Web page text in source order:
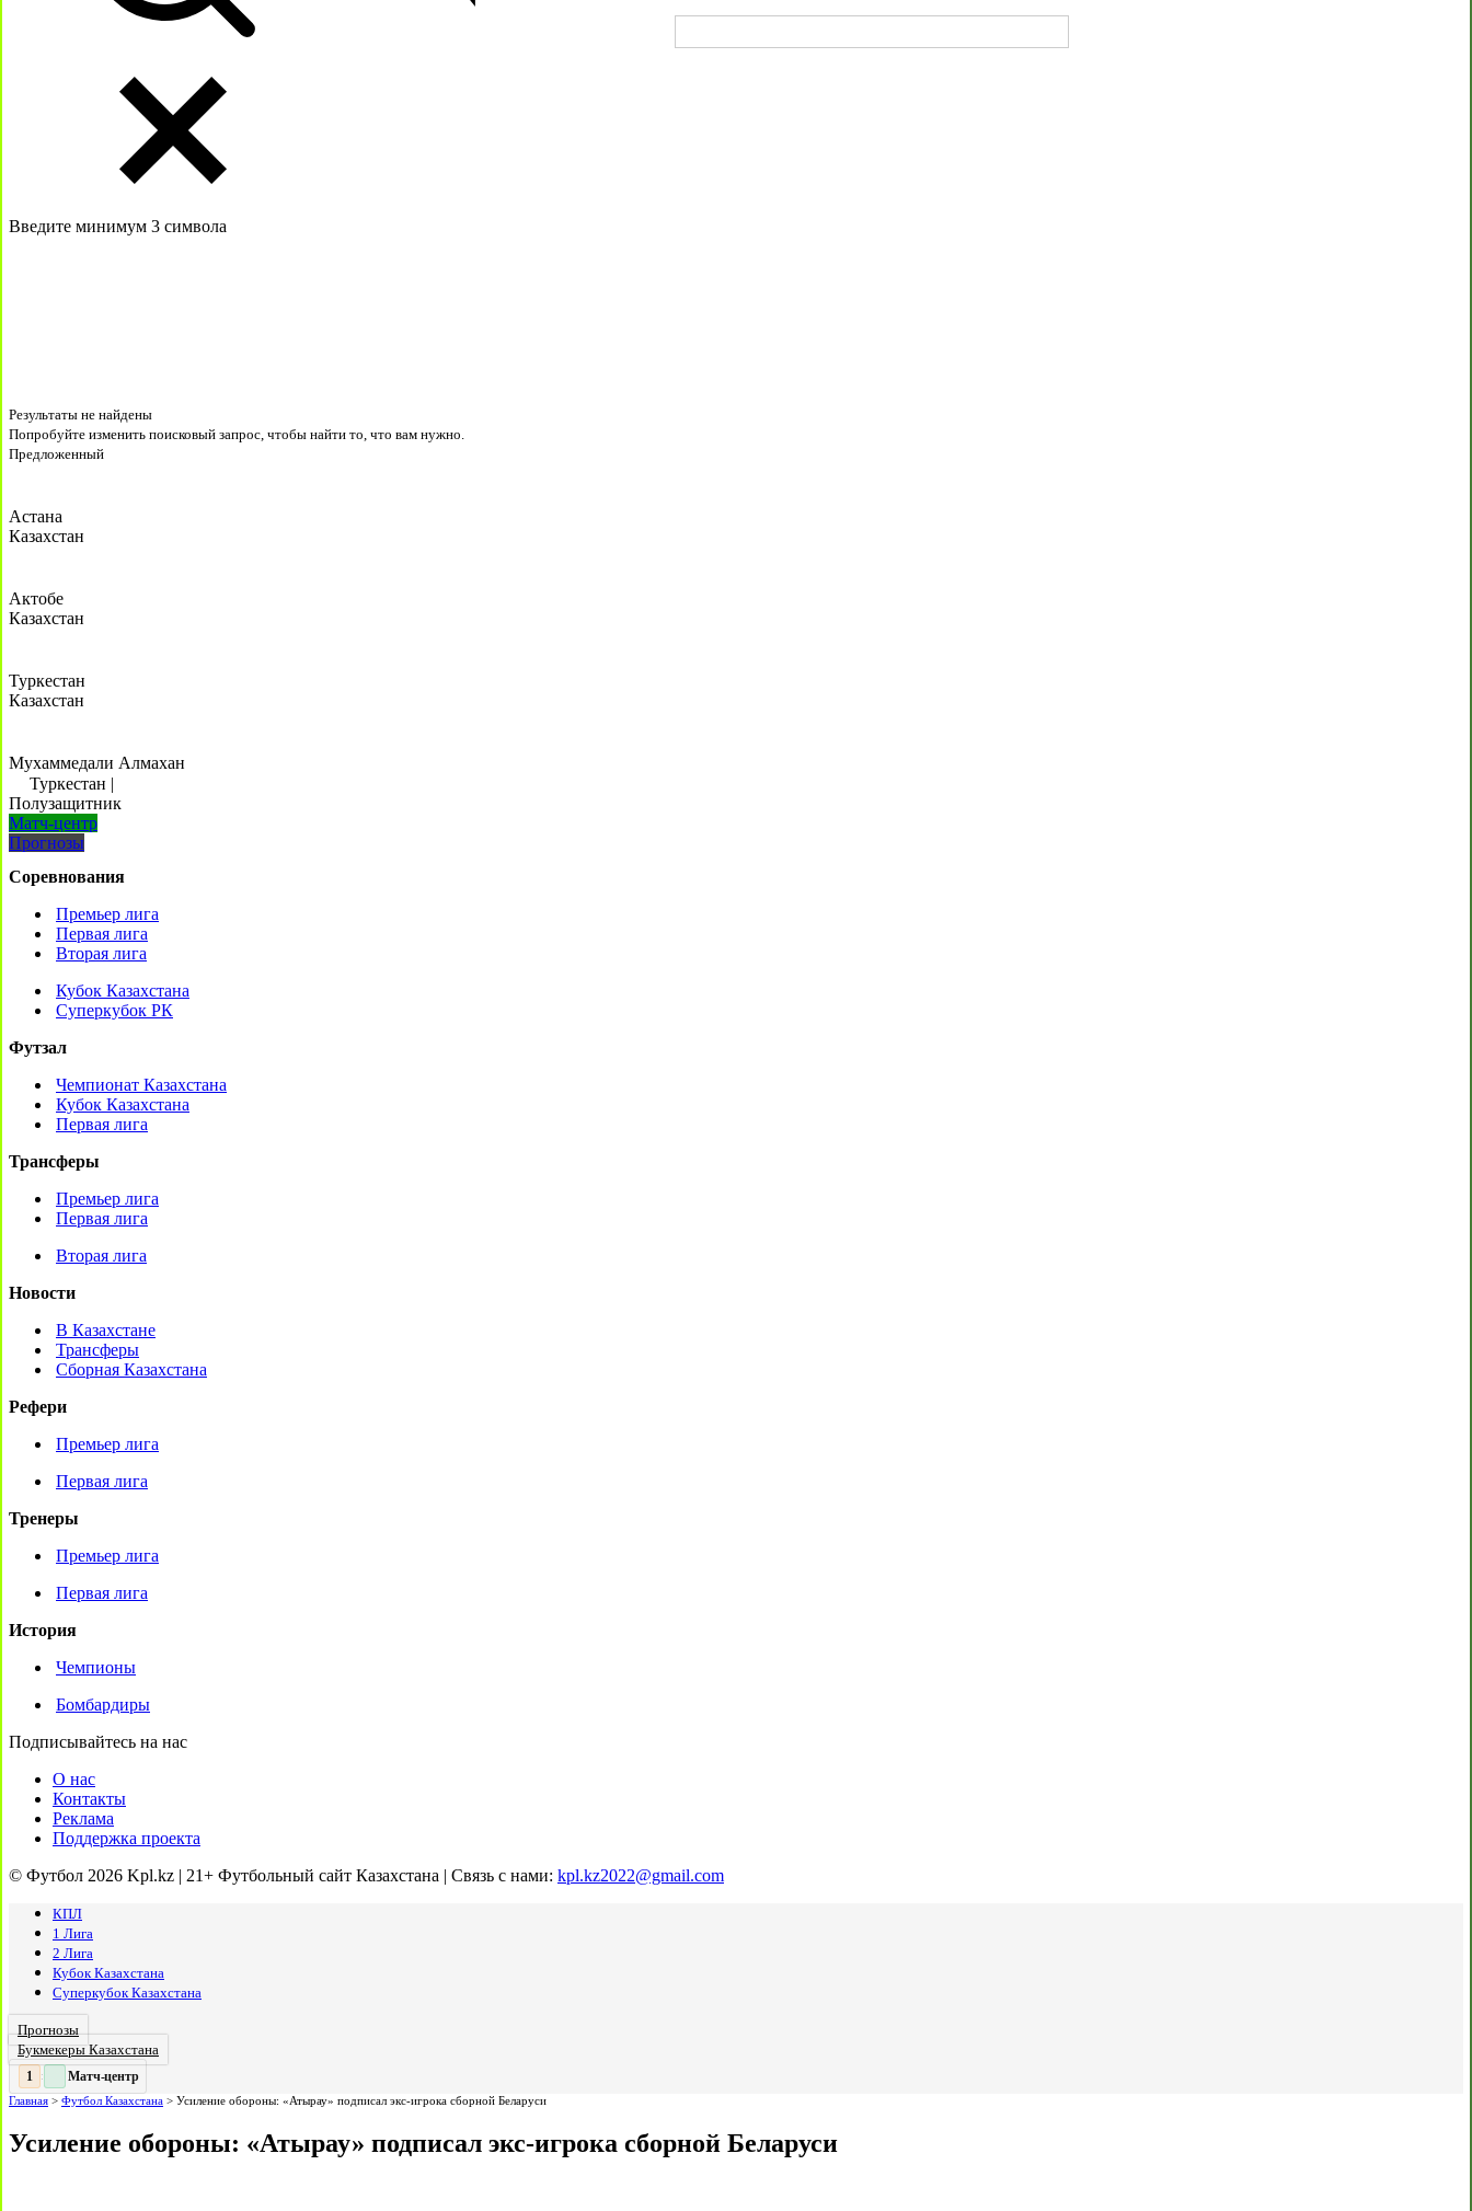
Введите минимум 3 символа
Результаты не найдены
Попробуйте изменить поисковый запрос, чтобы найти то, что вам нужно.
Предложенный
Астана
Казахстан
Актобе
Казахстан
Туркестан
Казахстан
Мухаммедали Алмахан
Туркестан |
Полузащитник
Матч-центр
Прогнозы
Соревнования
Премьер лига
Первая лига
Вторая лига
Кубок Казахстана
Суперкубок РК
Футзал
Чемпионат Казахстана
Кубок Казахстана
Первая лига
Трансферы
Премьер лига
Первая лига
Вторая лига
Новости
В Казахстане
Трансферы
Сборная Казахстана
Рефери
Премьер лига
Первая лига
Тренеры
Премьер лига
Первая лига
История
Чемпионы
Бомбардиры
Подписывайтесь на нас
О нас
Контакты
Реклама
Поддержка проекта
© Футбол 2026 Kpl.kz | 21+ Футбольный сайт Казахстана | Связь с нами: kpl.kz2022@gmail.com
КПЛ
1 Лига
2 Лига
Кубок Казахстана
Суперкубок Казахстана
Прогнозы
Букмекеры Казахстана
: Матч-центр
Главная > Футбол Казахстана > Усиление обороны: «Атырау» подписал экс-игрока сборной Беларуси
Усиление обороны: «Атырау» подписал экс-игрока сборной Беларуси